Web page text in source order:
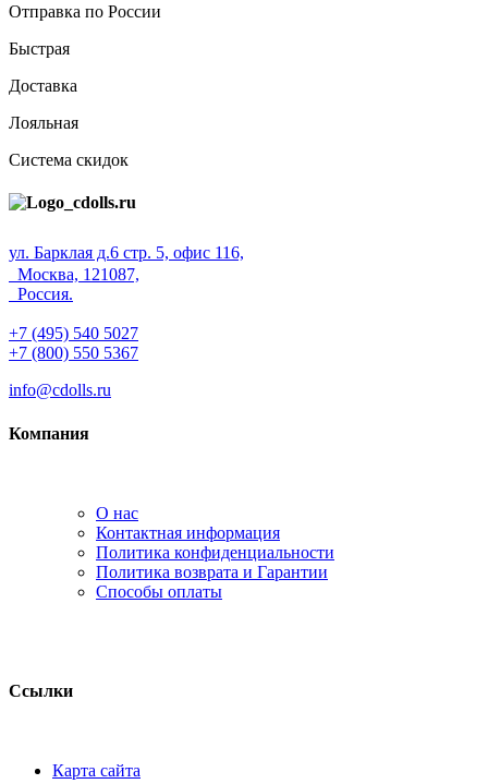
Отправка по России
Быстрая
Доставка
Лояльная
Система скидок
ул. Барклая д.6 стр. 5, офис 116,
Москва, 121087,
Россия.
+7 (495) 540 5027
+7 (800) 550 5367
info@cdolls.ru
Компания
О нас
Контактная информация
Политика конфиденциальности
Политика возврата и Гарантии
Способы оплаты
Ссылки
Карта сайта